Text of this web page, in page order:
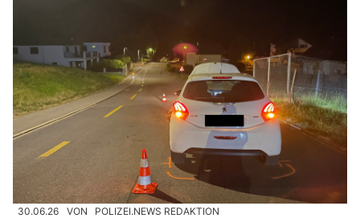
30.06.26 VON POLIZEI.NEWS REDAKTION